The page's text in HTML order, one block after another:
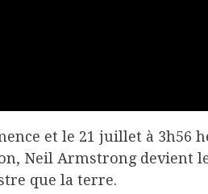
et le 21 juillet à 3h56
Neil Armstrong devient
que la terre.